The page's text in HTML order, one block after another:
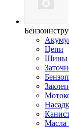
Цепи
Шины
Масла